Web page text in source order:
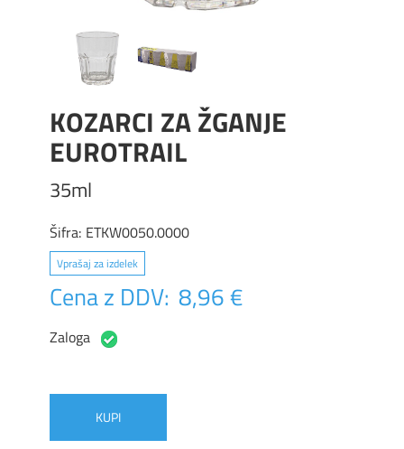
KOZARCI ZA ŽGANJE
EUROTRAIL
35ml
Šifra: ETKW0050.0000
Vprašaj za izdelek
Cena z DDV: 8,96 €
Zaloga
KUPI